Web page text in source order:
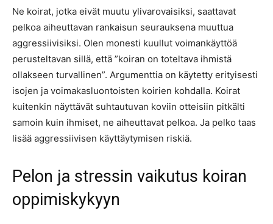
Ne koirat, jotka eivät muutu ylivarovaisiksi, saattavat
pelkoa aiheuttavan rankaisun seurauksena muuttua
aggressiivisiksi. Olen monesti kuullut voimankäyttöä
perusteltavan sillä, että ”koiran on toteltava ihmistä
ollakseen turvallinen”. Argumenttia on käytetty erityisesti
isojen ja voimakasluontoisten koirien kohdalla. Koirat
kuitenkin näyttävät suhtautuvan koviin otteisiin pitkälti
samoin kuin ihmiset, ne aiheuttavat pelkoa. Ja pelko taas
lisää aggressiivisen käyttäytymisen riskiä.
Pelon ja stressin vaikutus koiran
oppimiskykyyn